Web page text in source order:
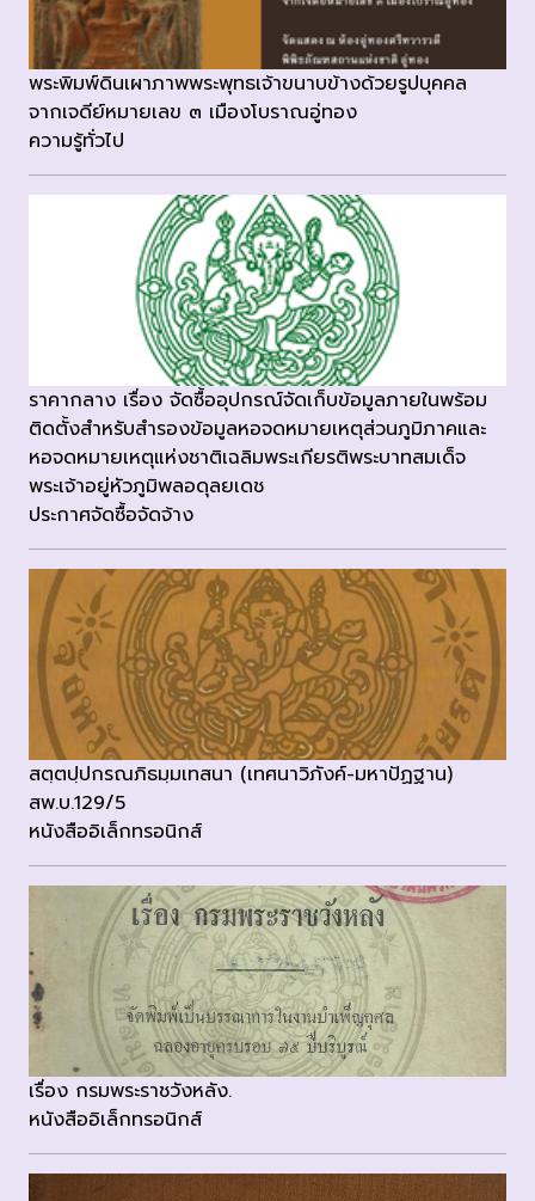
พระพิมพ์ดินเผาภาพพระพุทธเจ้าขนาบข้างด้วยรูปบุคคล
จากเจดีย์หมายเลข ๓ เมืองโบราณอู่ทอง
ความรู้ทั่วไป
ราคากลาง เรื่อง จัดซื้ออุปกรณ์จัดเก็บข้อมูลภายในพร้อม
ติดตั้งสำหรับสำรองข้อมูลหอจดหมายเหตุส่วนภูมิภาคและ
หอจดหมายเหตุแห่งชาติเฉลิมพระเกียรติพระบาทสมเด็จ
พระเจ้าอยู่หัวภูมิพลอดุลยเดช
ประกาศจัดซื้อจัดจ้าง
สตฺตปฺปกรณภิธมฺมเทสนา (เทศนาวิภังค์-มหาปัฏฐาน)
สพ.บ.129/5
หนังสืออิเล็กทรอนิกส์
เรื่อง กรมพระราชวังหลัง.
หนังสืออิเล็กทรอนิกส์